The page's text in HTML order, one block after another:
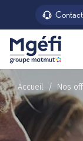
Accueil Nos